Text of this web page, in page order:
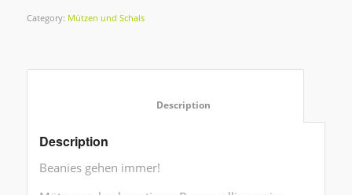
Category: Mützen und Schals
Description
Beanies gehen immer!